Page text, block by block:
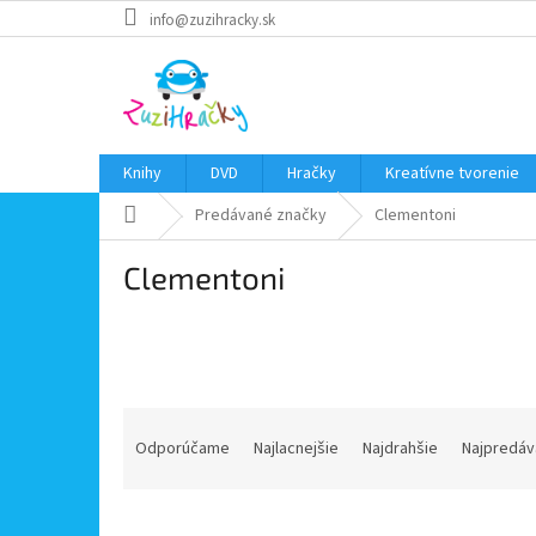
na
info@zuzihracky.sk
Knihy DVD Hračky Kreatívne tvorenie
DomovPredávané značky Clementoni
Clementoni
Odporúčame Najlacnejšie Najdrahšie